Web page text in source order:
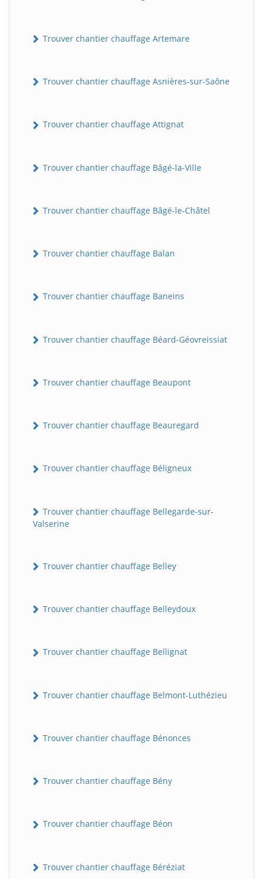
Trouver chantier chauffage Artemare
Trouver chantier chauffage Asnières-sur-Saône
Trouver chantier chauffage Attignat
Trouver chantier chauffage Bâgé-la-Ville
Trouver chantier chauffage Bâgé-le-Châtel
Trouver chantier chauffage Balan
Trouver chantier chauffage Baneins
Trouver chantier chauffage Béard-Géovreissiat
Trouver chantier chauffage Beaupont
Trouver chantier chauffage Beauregard
Trouver chantier chauffage Béligneux
Trouver chantier chauffage Bellegarde-sur-
Valserine
Trouver chantier chauffage Belley
Trouver chantier chauffage Belleydoux
Trouver chantier chauffage Bellignat
Trouver chantier chauffage Belmont-Luthézieu
Trouver chantier chauffage Bénonces
Trouver chantier chauffage Bény
Trouver chantier chauffage Béon
Trouver chantier chauffage Béréziat